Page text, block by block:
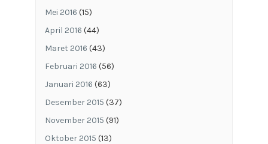
Mei 2016 (15)
April 2016 (44)
Maret 2016 (43)
Februari 2016 (56)
Januari 2016 (63)
Desember 2015 (37)
November 2015 (91)
Oktober 2015 (13)